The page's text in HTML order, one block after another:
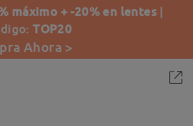
máximo + -20% en lentes |
TOP20
Ahora >